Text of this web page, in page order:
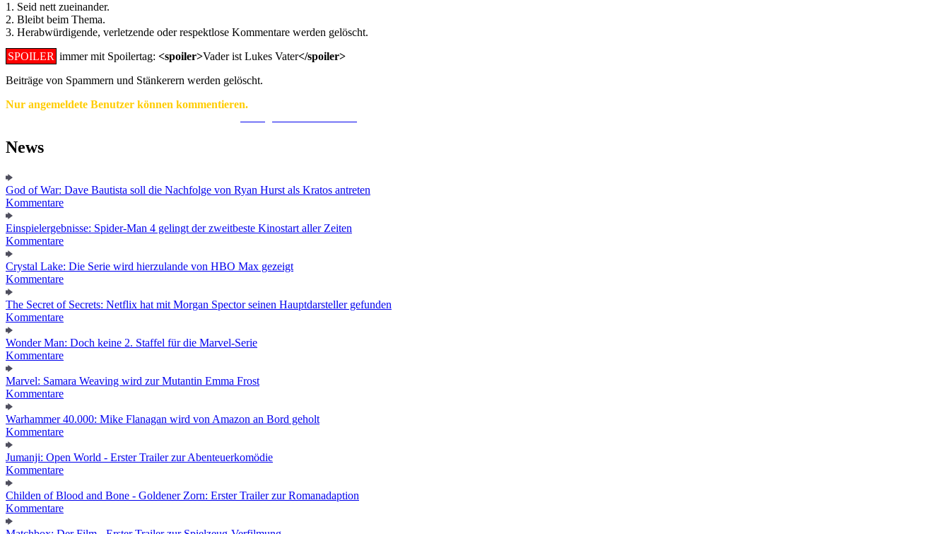
1. Seid nett zueinander.
2. Bleibt beim Thema.
3. Herabwürdigende, verletzende oder respektlose Kommentare werden gelöscht.
SPOILER immer mit Spoilertag: <spoiler>Vader ist Lukes Vater</spoiler>
Beiträge von Spammern und Stänkerern werden gelöscht.
Nur angemeldete Benutzer können kommentieren.
News
God of War: Dave Bautista soll die Nachfolge von Ryan Hurst als Kratos antreten
Kommentare
Einspielergebnisse: Spider-Man 4 gelingt der zweitbeste Kinostart aller Zeiten
Kommentare
Crystal Lake: Die Serie wird hierzulande von HBO Max gezeigt
Kommentare
The Secret of Secrets: Netflix hat mit Morgan Spector seinen Hauptdarsteller gefunden
Kommentare
Wonder Man: Doch keine 2. Staffel für die Marvel-Serie
Kommentare
Marvel: Samara Weaving wird zur Mutantin Emma Frost
Kommentare
Warhammer 40.000: Mike Flanagan wird von Amazon an Bord geholt
Kommentare
Jumanji: Open World - Erster Trailer zur Abenteuerkomödie
Kommentare
Childen of Blood and Bone - Goldener Zorn: Erster Trailer zur Romanadaption
Kommentare